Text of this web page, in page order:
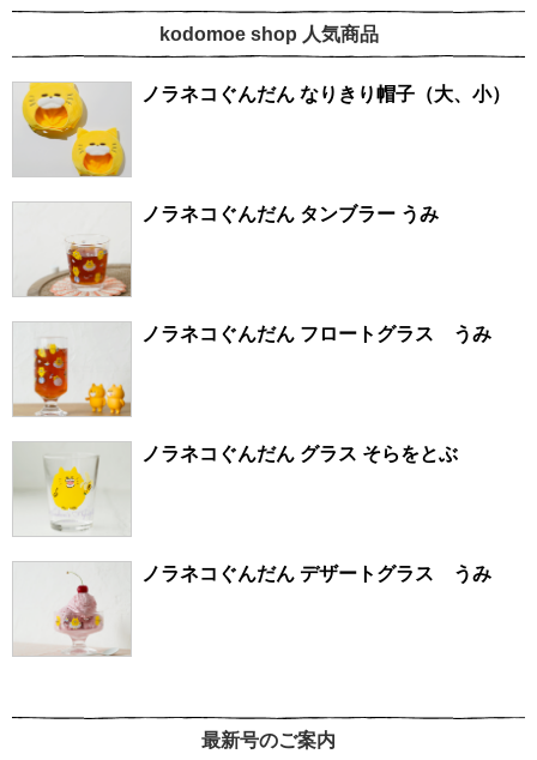
kodomoe shop 人気商品
ノラネコぐんだん なりきり帽子（大、小）
ノラネコぐんだん タンブラー うみ
ノラネコぐんだん フロートグラス うみ
ノラネコぐんだん グラス そらをとぶ
ノラネコぐんだん デザートグラス うみ
最新号のご案内